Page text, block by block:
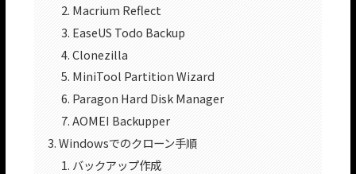
Macrium Reflect
EaseUS Todo Backup
Clonezilla
MiniTool Partition Wizard
Paragon Hard Disk Manager
AOMEI Backupper
Windowsでのクローン手順
バックアップ作成